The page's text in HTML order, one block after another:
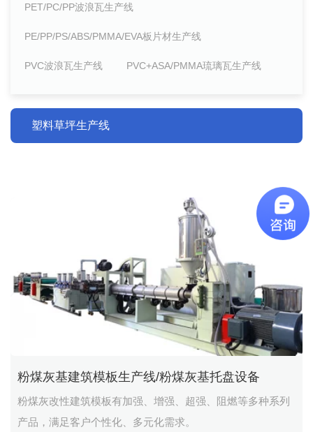
PET/PC/PP波浪瓦生产线
PE/PP/PS/ABS/PMMA/EVA板片材生产线
PVC波浪瓦生产线 PVC+ASA/PMMA琉璃瓦生产线
塑料草坪生产线
粉煤灰基建筑模板生产线/粉煤灰基托盘设备
粉煤灰改性建筑模板有加强、增强、超强、阻燃等多种系列
产品，满足客户个性化、多元化需求。